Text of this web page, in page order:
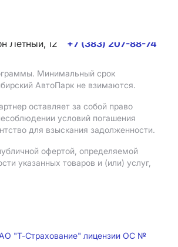
Летный, 12
+7 (383) 207-88-74
Минимальный срок
АвтоПарк не взимаются.
оставляет за собой право
условий погашения
для взыскания задолженности.
офертой, определяемой
указанных товаров и (или) услуг,
АО "Т-Страхование" лицензии ОС №